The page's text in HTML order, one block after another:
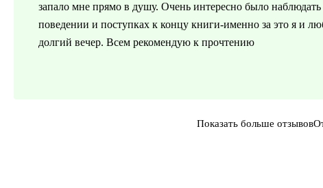
запало мне прямо в душу. Очень интересно было
поведении и поступках к концу книги-именно за это я и
долгий вечер. Всем рекомендую к прочтению
Показать больше отзывов